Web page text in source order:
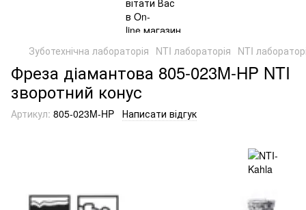
Зуботехнічна лабораторія NTI лабораторія NTI
Фреза діамантова 805-023M-HP NTI
зворотний конус
Артикул: 805-023M-HP Написати відгук